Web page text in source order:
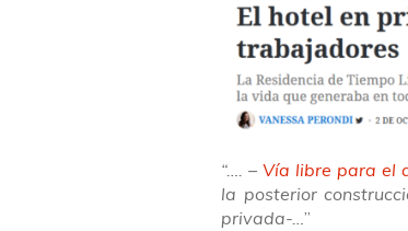
“…. – Vía libre para el
la posterior
privada-… ”